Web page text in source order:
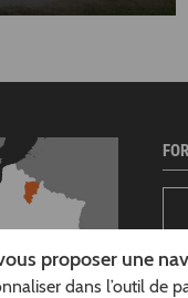
proposer une
dans l’outil de